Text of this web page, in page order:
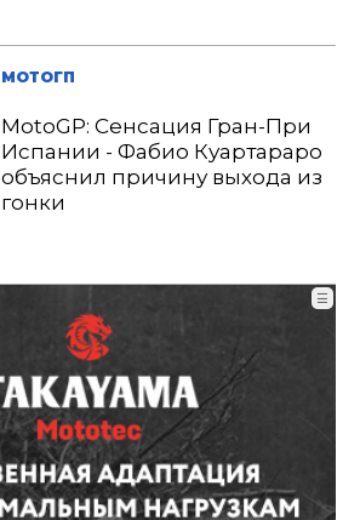
МОТОГП
MotoGP: Сенсация Гран-При
Испании - Фабио Куартараро
объяснил причину выхода из
гонки
☰